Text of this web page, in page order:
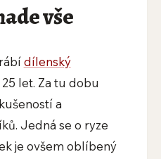
vše
dílenský
let. Za tu dobu
a
Jedná se o ryze
je ovšem oblíbený